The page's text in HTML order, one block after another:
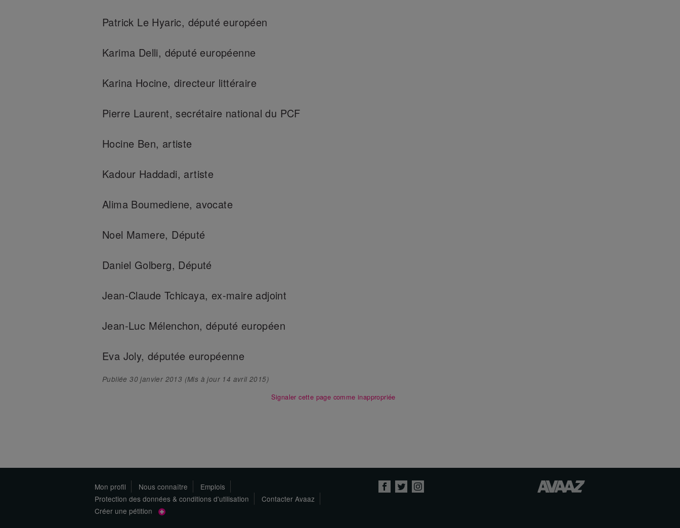
Patrick Le Hyaric, député européen
Karima Delli, député européenne
Karina Hocine, directeur littéraire
Pierre Laurent, secrétaire national du PCF
Hocine Ben, artiste
Kadour Haddadi, artiste
Alima Boumediene, avocate
Noel Mamere, Député
Daniel Golberg, Député
Jean-Claude Tchicaya, ex-maire adjoint
Jean-Luc Mélenchon, député européen
Eva Joly, députée européenne
Publiée30 janvier 2013 (Mis à jour 14 avril 2015)
Signaler cette page comme inappropriée
Mon profil Nous connaître
Emplois
Protection des données & conditions d'utilisation
Contacter Avaaz
Créer une pétition